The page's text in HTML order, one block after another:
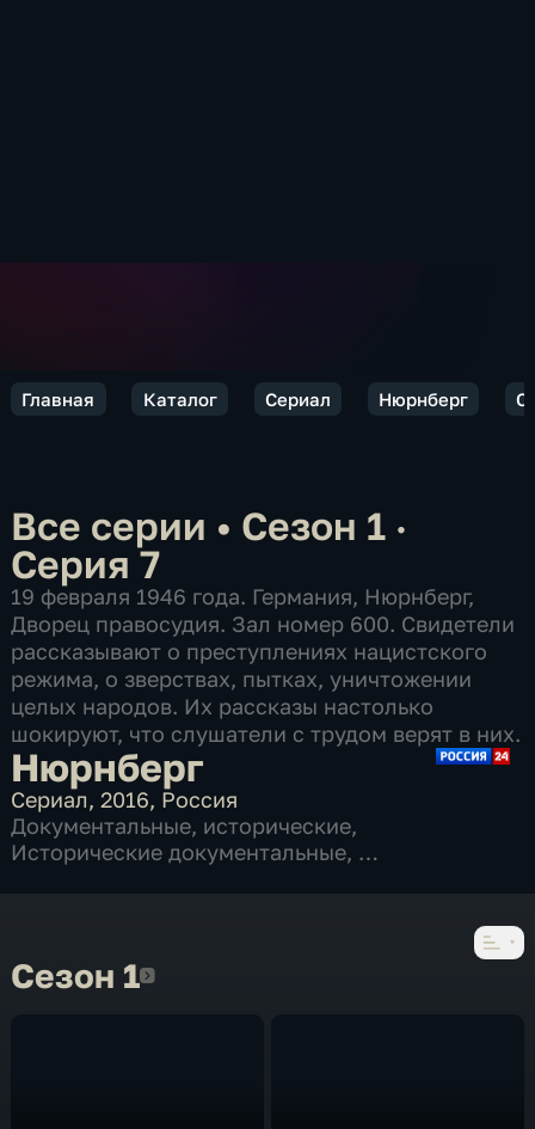
Главная Каталог Сериал Нюрнберг
Все серии • Сезон 1 ·
Серия 7
19 февраля 1946 года. Германия, Нюрнберг,
Дворец правосудия. Зал номер 600. Свидетели
рассказывают о преступлениях нацистского
режима, о зверствах, пытках, уничтожении
целых народов. Их рассказы настолько
шокируют, что слушатели с трудом верят в них.
Нюрнберг
Сериал,2016, Россия
Документальные, исторические,
Исторические документальные,
Сезон 1Сезон 1